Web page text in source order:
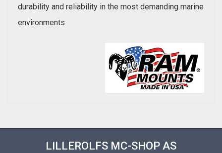
durability and reliability in the most demanding marine
environments
LILLEROLFS MC-SHOP AS